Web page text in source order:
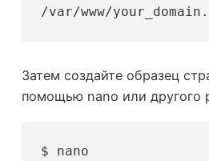
/var/www/
Затем создайте образец
помощью nano или другого
$ nano